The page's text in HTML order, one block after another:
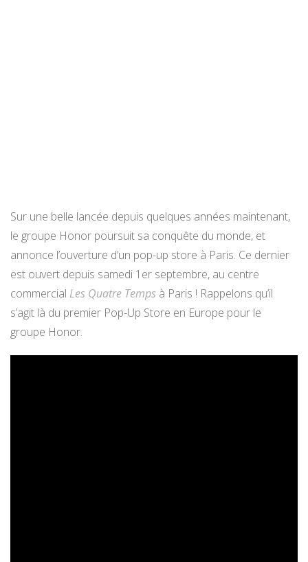
Sur une belle lancée depuis quelques années maintenant,
le groupe Honor poursuit sa conquête du monde, et
annonce l’ouverture d’un pop-up store à Paris. Ce dernier
est ouvert depuis samedi 1er septembre, au centre
commercial Les Quatre Temps à Paris ! Rappelons qu’il
s’agit là du premier Pop-Up Store en Europe pour le
groupe Honor.